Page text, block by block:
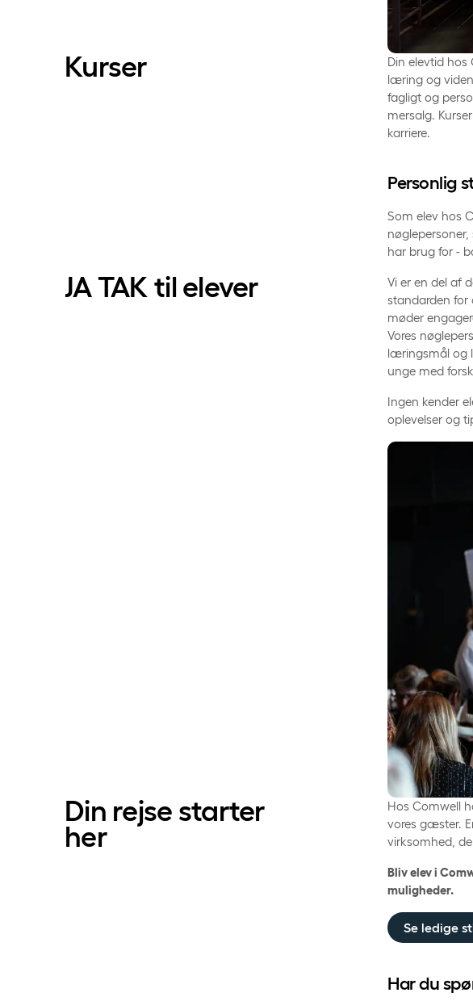
Kurser
Din elevtid
læring og
fagligt og
mersalg.
karriere.
Personlig
Som elev hos
har brug for -
JA TAK til elever Vi er en del af
standarden for
møder
Vores
læringsmål og
unge med
Ingen kender
oplevelser og
Din rejse starter
her
Hos Comwell
vores gæster.
virksomhed,
Bliv elev i
muligheder.
Se ledige
Har du